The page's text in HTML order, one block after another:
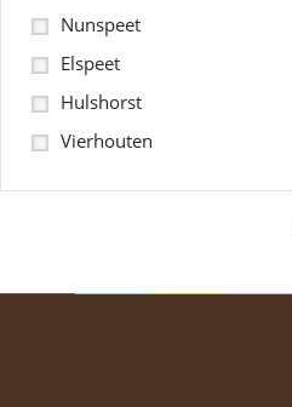
Nunspeet
Elspeet
Hulshorst
Vierhouten